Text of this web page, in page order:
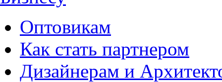
Оптовикам
Как стать партнером
Дизайнерам и